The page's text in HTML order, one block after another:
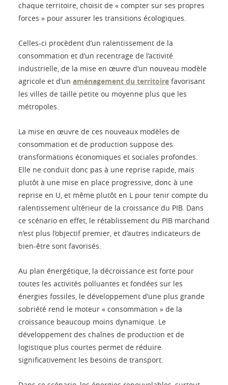
chaque territoire, choisit de « compter sur ses propres
forces » pour assurer les transitions écologiques.
Celles-ci procèdent d’un ralentissement de la
consommation et d’un recentrage de l’activité
industrielle, de la mise en œuvre d’un nouveau modèle
agricole et d’un aménagement du territoire favorisant
les villes de taille petite ou moyenne plus que les
métropoles.
La mise en œuvre de ces nouveaux modèles de
consommation et de production suppose des
transformations économiques et sociales profondes.
Elle ne conduit donc pas à une reprise rapide, mais
plutôt à une mise en place progressive, donc à une
reprise en U, et même plutôt en L pour tenir compte du
ralentissement ultérieur de la croissance du PIB. Dans
ce scénario en effet, le rétablissement du PIB marchand
n’est plus l’objectif premier, et d’autres indicateurs de
bien-être sont favorisés.
Au plan énergétique, la décroissance est forte pour
toutes les activités polluantes et fondées sur les
énergies fossiles, le développement d’une plus grande
sobriété rend le moteur « consommation » de la
croissance beaucoup moins dynamique. Le
développement des chaînes de production et de
logistique plus courtes permet de réduire
significativement les besoins de transport.